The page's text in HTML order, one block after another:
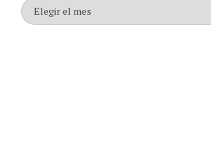
Archivos
mes